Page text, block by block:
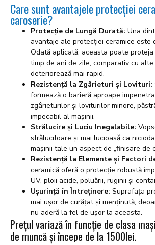
Care sunt avantajele protecției
caroserie?
Protecție de Lungă Durată: Una
avantaje ale protecției ceramice este
Odată aplicată, aceasta poate proteja
timp de ani de zile, comparativ cu
deteriorează mai rapid.
Rezistență la Zgârieturi și Lovituri:
formează o barieră aproape
zgârieturilor și loviturilor minore,
impecabil al mașinii.
Strălucire și Luciu Inegalabile:
strălucitoare și mai lucioasă ca
mașinii tale un aspect de „finisare de
Rezistență la Elemente și Factori
ceramică oferă o protecție robustă
UV, ploii acide, poluării, ruginii și
Ușurință în Întreținere: Suprafața
mai ușor de curățat și menținută,
nu aderă la fel de ușor la aceasta.
Prețul variază în funcție de clasa
de muncă și începe de la 1500lei.